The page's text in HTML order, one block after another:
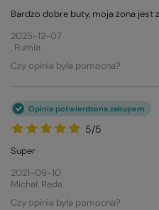
Bardzo dobre buty, moja żona jest
2025-12-07
, Rumia
Czy opinia była pomocna?
5/5
Opinia potwierdzona zakupem
Super
2021-09-10
Michał, Reda
Czy opinia była pomocna?